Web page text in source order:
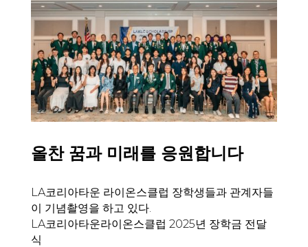
올찬 꿈과 미래를 응원합니다
LA코리아타운 라이온스클럽 장학생들과 관계자들
이 기념촬영을 하고 있다.
LA코리아타운라이온스클럽 2025년 장학금 전달
식